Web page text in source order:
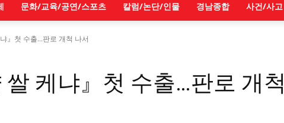
문화/교육/공연/스포츠 칼럼/논단/인물 경남종합 사건/사고
』첫 수출…판로 개척 나서
쌀 케냐』첫 수출…판로 개척